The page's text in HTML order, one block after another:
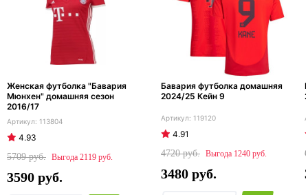
Женская футболка "Бавария
Мюнхен" домашняя сезон
2016/17
113804
4.93
5709
2119
3590
Бавария футболка домашняя
2024/25 Кейн 9
119120
4.91
4720
1240
3480